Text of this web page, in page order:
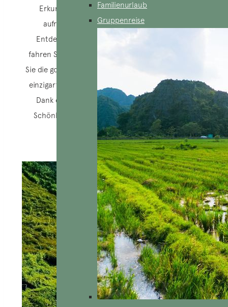
Familienurlaub
Gruppenreise
Erkunden Sie die Ha Giang-Schleife bei einem
aufregenden Motorraderlebnis über 3 Tage!
Entdecken Sie das imposante Kalksteinplateau,
fahren Sie auf den kurvigen Bergstraßen, bestaunen
Sie die goldenen Reisterrassen und tauchen Sie in die
einzigartige Kultur der ethnischen Minderheiten ein.
Dank einer flexiblen Route können Sie die wilde
Schönheit von Ha Giang in Ihrem eigenen Tempo
genießen.